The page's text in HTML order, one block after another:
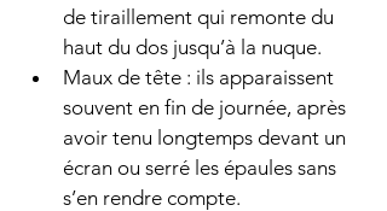
de tiraillement qui remonte du
haut du dos jusqu’à la nuque.
Maux de tête : ils apparaissent
souvent en fin de journée, après
avoir tenu longtemps devant un
écran ou serré les épaules sans
s’en rendre compte.